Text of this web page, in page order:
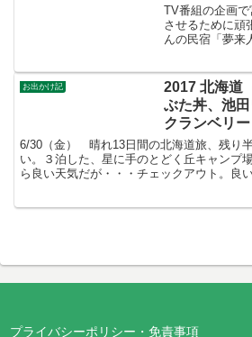
TV番組の企画
させるために頑
んの民宿「夢来
内装工事の方が
回宿泊した民宿
お出かけ記
2017 北海道
ぶた丼、池田
クランベリー
6/30（金） 晴れ13日間の北海道旅、残り
い。３泊した、星に手のとどく丘キャンプ
ら良い天気だが・・・チェックアウト。良
プライバシーポリシー・免責事項